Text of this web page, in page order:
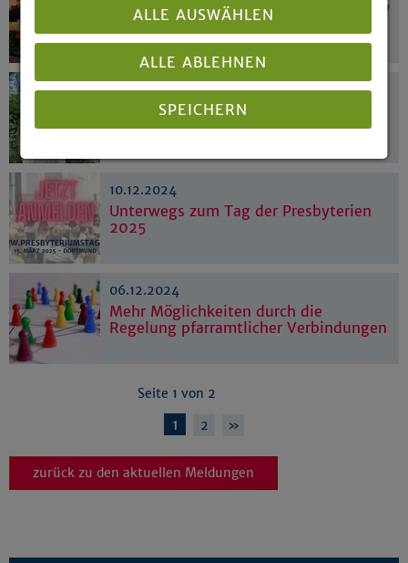
Vereinigung der Bibliotheken der EKvW
10.12.2024
„Ich hätte mich für nichts Besseres
entscheiden können“
10.12.2024
Unterwegs zum Tag der Presbyterien
2025
06.12.2024
Mehr Möglichkeiten durch die
Regelung pfarramtlicher Verbindungen
Seite 1 von 2
1 2 »
zurück zu den aktuellen Meldungen
ALLE AUSWÄHLEN
ALLE ABLEHNEN
SPEICHERN
Impressum|Datenschutz